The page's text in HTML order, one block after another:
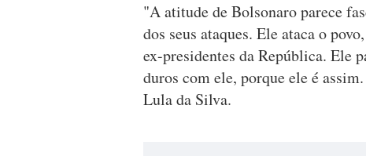
"A atitude de Bolsonaro parece
dos seus ataques. Ele ataca o
ex-presidentes da República. Ele
duros com ele, porque ele é
Lula da Silva.